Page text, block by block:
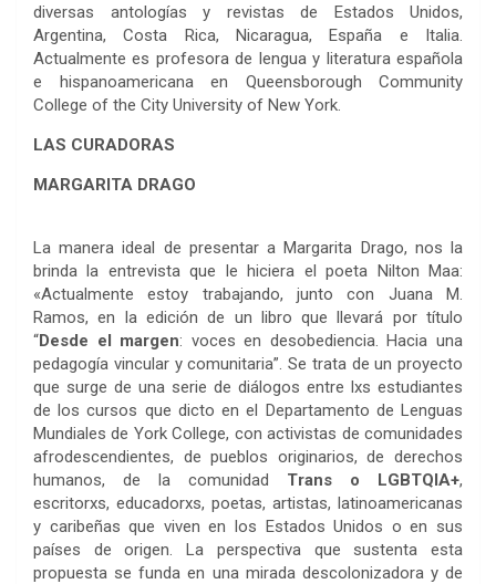
diversas antologías y revistas de Estados Unidos,
Argentina, Costa Rica, Nicaragua, España e Italia.
Actualmente es profesora de lengua y literatura española
e hispanoamericana en Queensborough Community
College of the City University of New York.
LAS CURADORAS
MARGARITA DRAGO
La manera ideal de presentar a Margarita Drago, nos la
brinda la entrevista que le hiciera el poeta Nilton Maa:
«Actualmente estoy trabajando, junto con Juana M.
Ramos, en la edición de un libro que llevará por título
“Desde el margen: voces en desobediencia. Hacia una
pedagogía vincular y comunitaria”. Se trata de un proyecto
que surge de una serie de diálogos entre lxs estudiantes
de los cursos que dicto en el Departamento de Lenguas
Mundiales de York College, con activistas de comunidades
afrodescendientes, de pueblos originarios, de derechos
humanos, de la comunidad Trans o LGBTQIA+,
escritorxs, educadorxs, poetas, artistas, latinoamericanas
y caribeñas que viven en los Estados Unidos o en sus
países de origen. La perspectiva que sustenta esta
propuesta se funda en una mirada descolonizadora y de